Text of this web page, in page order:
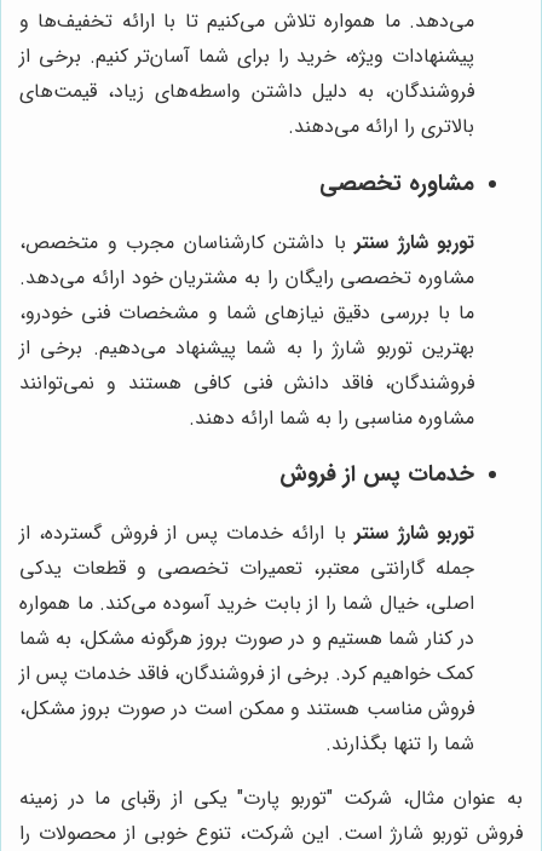
می‌دهد. ما همواره تلاش می‌کنیم تا با ارائه تخفیف‌ها و
پیشنهادات ویژه، خرید را برای شما آسان‌تر کنیم. برخی از
فروشندگان، به دلیل داشتن واسطه‌های زیاد، قیمت‌های
بالاتری را ارائه می‌دهند.
مشاوره تخصصی
توربو شارژ سنتر با داشتن کارشناسان مجرب و متخصص،
مشاوره تخصصی رایگان را به مشتریان خود ارائه می‌دهد.
ما با بررسی دقیق نیازهای شما و مشخصات فنی خودرو،
بهترین توربو شارژ را به شما پیشنهاد می‌دهیم. برخی از
فروشندگان، فاقد دانش فنی کافی هستند و نمی‌توانند
مشاوره مناسبی را به شما ارائه دهند.
خدمات پس از فروش
توربو شارژ سنتربا ارائه خدمات پس از فروش گسترده، از
جمله گارانتی معتبر، تعمیرات تخصصی و قطعات یدکی
اصلی، خیال شما را از بابت خرید آسوده می‌کند. ما همواره
در کنار شما هستیم و در صورت بروز هرگونه مشکل، به شما
کمک خواهیم کرد. برخی از فروشندگان، فاقد خدمات پس از
فروش مناسب هستند و ممکن است در صورت بروز مشکل،
شما را تنها بگذارند.
به عنوان مثال، شرکت "توربو پارت" یکی از رقبای ما در زمینه
فروش توربو شارژ است. این شرکت، تنوع خوبی از محصولات را